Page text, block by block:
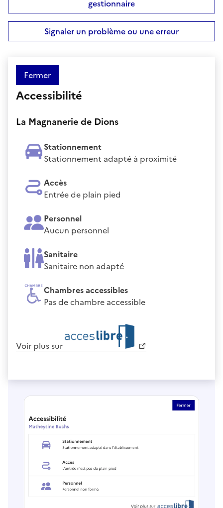
gestionnaire
Signaler un problème ou une erreur
Fermer
Accessibilité
La Magnanerie de Dions
Stationnement
Stationnement adapté à proximité
Accès
Entrée de plain pied
Personnel
Aucun personnel
Sanitaire
Sanitaire non adapté
Chambres accessibles
Pas de chambre accessible
Voir plus sur